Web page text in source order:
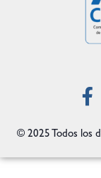
© 2025 Todos los